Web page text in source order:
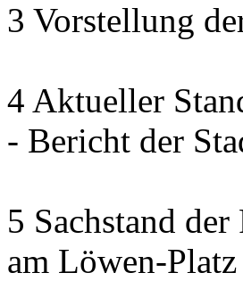
3 Vorstellung
4 Aktueller
- Bericht der
5 Sachstand
am Löwen-Platz